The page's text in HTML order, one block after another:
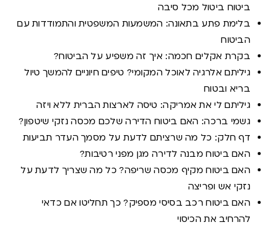
ביטוח ביטול מכל סיבה
בלימת פתע בתאונה: המשמעות המשפטית והתמודדות עם
הביטוח
בקרת אקלים חכמה: איך זה משפיע על הביטוח?
גיליתם אלרגיה לאוכל המקומי? טיפים חיוניים להמשך טיול
בריא ובטוח
גיליתם לי את אמריקה: טיסה לארצות הברית ללא ויזה
גשמי ברכה: האם ביטוח הדירה שלכם מכסה נזקי שיטפון?
דף חלק: כל מה שרציתם לדעת על מסמך העדר תביעות
האם ביטוח מבנה לדירה מגן מפני רטיבות?
האם ביטוח מקיף מכסה שריפה? כל מה שצריך לדעת על
נזקי אש ופריצה
האם ביטוח רכב בסיסי מספיק? כך תחליטו אם כדאי
להרחיב את הכיסוי